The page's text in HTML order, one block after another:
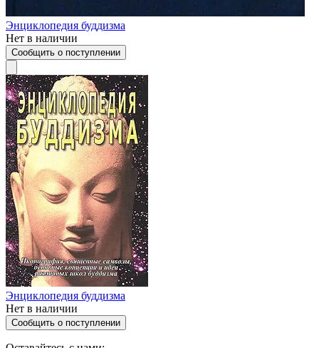
Энциклопедия буддизма
Нет в наличии
Сообщить о поступлении
Энциклопедия буддизма
Нет в наличии
Сообщить о поступлении